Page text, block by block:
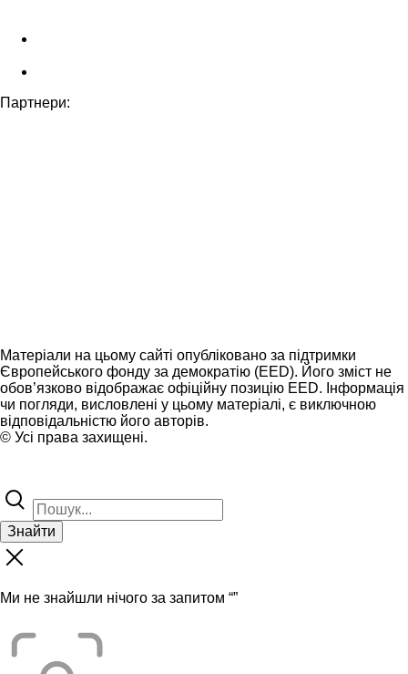
Партнери:
Матеріали на цьому сайті опубліковано за підтримки
Європейського фонду за демократію (EED). Його зміст не
обов’язково відображає офіційну позицію EED. Інформація
чи погляди, висловлені у цьому матеріалі, є виключною
відповідальністю його авторів.
© Усі права захищені.
Знайти
Ми не знайшли нічого за запитом “”